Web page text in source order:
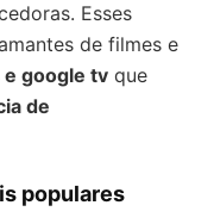
Esses
de filmes e
google tv que
de
populares